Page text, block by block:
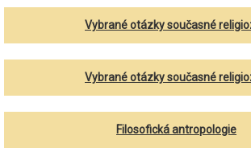
Vybrané otázky současné
Vybrané otázky současné
Filosofická antropologie